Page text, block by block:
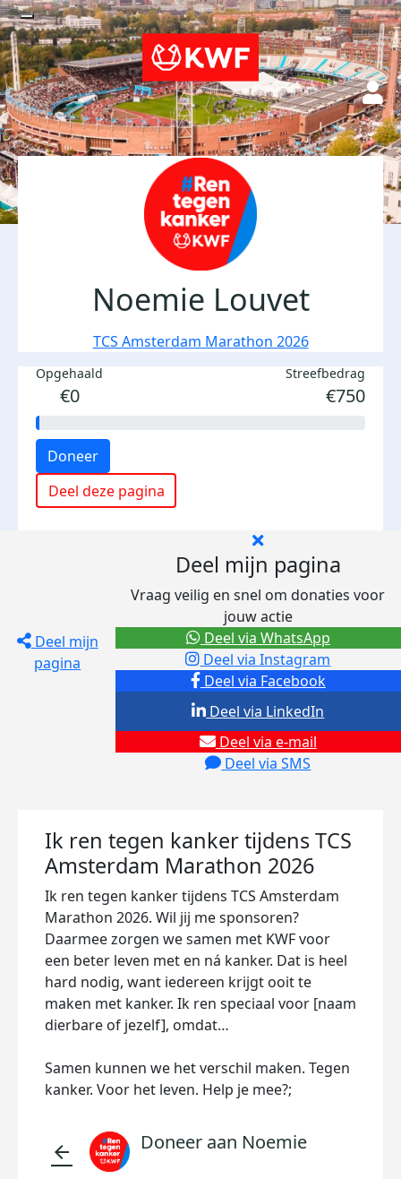
Noemie Louvet
TCS Amsterdam Marathon 2026
Opgehaald
€0
Streefbedrag
€750
Doneer
Deel deze pagina
Deel mijn
pagina
Deel mijn pagina
Vraag veilig en snel om donaties voor
jouw actie
Deel via Facebook
Deel via Instagram
Deel via e-mail
Deel via SMS
Deel via LinkedIn
Deel via WhatsApp
Ik ren tegen kanker tijdens TCS
Amsterdam Marathon 2026
Ik ren tegen kanker tijdens TCS Amsterdam
Marathon 2026. Wil jij me sponsoren?
Daarmee zorgen we samen met KWF voor
een beter leven met en ná kanker. Dat is heel
hard nodig, want iedereen krijgt ooit te
maken met kanker. Ik ren speciaal voor [naam
dierbare of jezelf], omdat…
Samen kunnen we het verschil maken. Tegen
kanker. Voor het leven. Help je mee?;
arrow_back Doneer aan Noemie